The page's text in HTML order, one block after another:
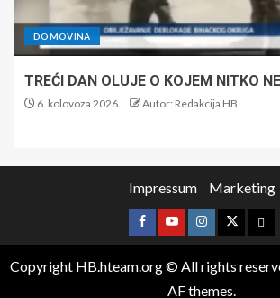
DOMOVINA
TREĆI DAN OLUJE O KOJEM NITKO
6. kolovoza 2026. Autor: Redakcija HB
Impressum Marketing
Copyright HB.hteam.org © All rights
AF themes.